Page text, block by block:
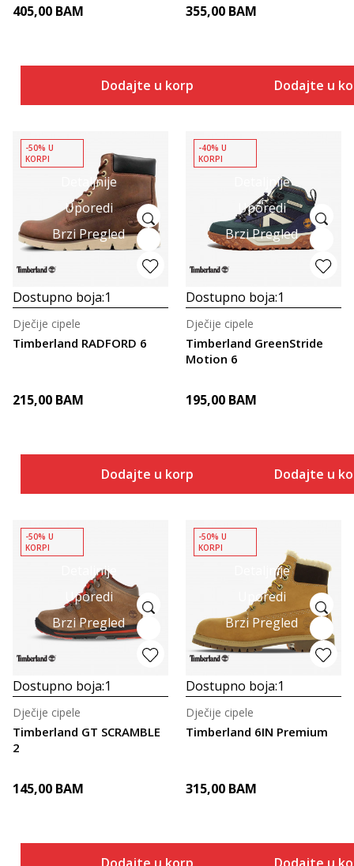
405,00 BAM
Dodajte u korpu
355,00 BAM
Dodajte u
Detaljnije
Uporedi
Brzi Pregled
-50% U
KORPI
Dostupno boja:1
Timberland RADFORD 6
Dječije cipele
215,00 BAM
Dodajte u korpu
Detaljnije
Uporedi
Brzi Pregled
-40% U
KORPI
Dostupno boja:1
Timberland GreenStride
Motion 6
Dječije cipele
195,00 BAM
Dodajte u
Detaljnije
Uporedi
Brzi Pregled
-50% U
KORPI
Dostupno boja:1
Timberland GT SCRAMBLE
2
Dječije cipele
145,00 BAM
Detaljnije
Uporedi
Brzi Pregled
-50% U
KORPI
Dostupno boja:1
Timberland 6IN Premium
Dječije cipele
315,00 BAM